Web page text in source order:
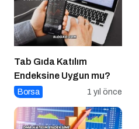
Tab Gıda Katılım
Endeksine Uygun mu?
Borsa 1 yıl önce